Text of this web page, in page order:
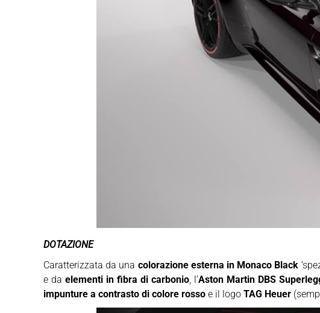
DOTAZIONE
Caratterizzata da una colorazione esterna in Monaco Black
e daelementi in fibra di carbonio, l’Aston Martin DBS
impunture a contrasto di colore rosso e il logo TAG Heuer